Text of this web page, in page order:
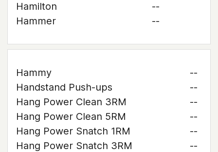
Hamilton
--
Hammer
--
Hammy
--
Handstand Push-ups
--
Hang Power Clean 3RM
--
Hang Power Clean 5RM
--
Hang Power Snatch 1RM
--
Hang Power Snatch 3RM
--